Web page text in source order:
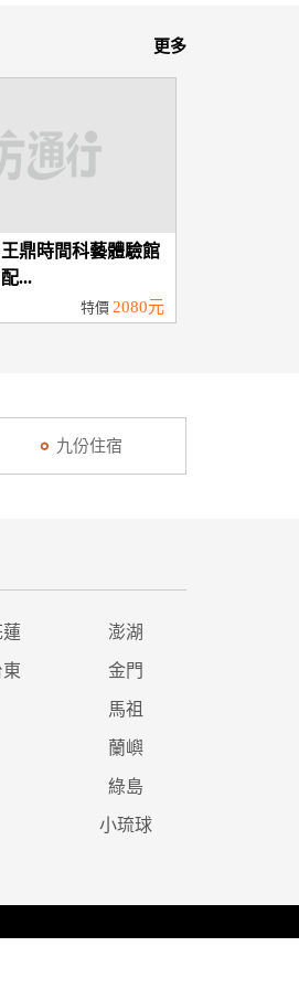
更多
鼎時間科藝體驗館
...
特價 2080元
九份住宿
澎湖
東 金門
馬祖
蘭嶼
綠島
小琉球